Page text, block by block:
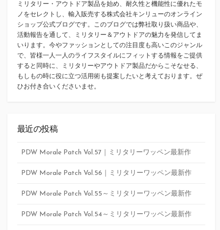
ミリタリー・アウトドア製品を始め、耐久性と機能性に優れたモ
ノをセレクトし、輸入販売する株式会社キンリューのオンライン
ショップ公式ブログです。このブログでは弊社取り扱い商品や、
活動報告を通して、ミリタリー＆アウトドアの魅力を発信してま
いります。今やファッションとしての注目度も高いこのジャンル
で、皆様一人一人のライフスタイルにフィットする情報をご提供
すると同時に、ミリタリーやアウトドア製品だからこそなせる、
もしもの時に役に立つ活用術も提案したいと考えております。ぜ
ひお付き合いくださいませ。
最近の投稿
PDW Morale Patch Vol.57｜ミリタリーワッペン最新作
PDW Morale Patch Vol.56｜ミリタリーワッペン最新作
PDW Morale Patch Vol.55～ミリタリーワッペン最新作
PDW Morale Patch Vol.54～ミリタリーワッペン最新作